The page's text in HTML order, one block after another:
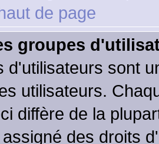
de page
groupes
d'utilisateurs sont
utilisateurs.
diffère de la
des droits